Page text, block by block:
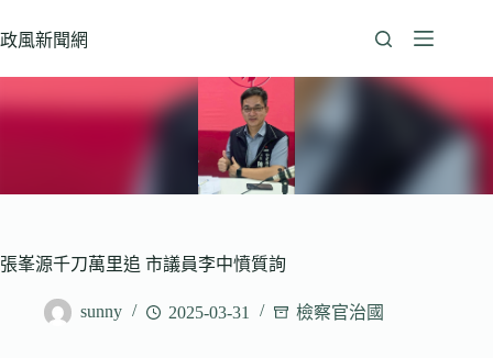
至
政風新聞網
張峯源千刀萬里追 市議員李中憤質詢
sunny 2025-03-31 檢察官治國